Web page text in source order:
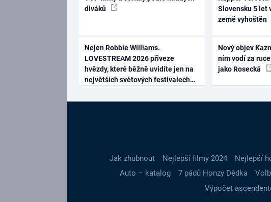
diváků
Nejen Robbie Williams.
LOVESTREAM 2026 přiveze
hvězdy, které běžně uvidíte jen na
největších světových festivalech
Slovensku 5 let
země vyhoštěn
Nový objev
ním vodí za
jako Rosecká
Jak zhubnout Nejlepší filmy 2024 Nejlepší
Auto – katalog
7 pádů Honzy Dědka
Výpočet